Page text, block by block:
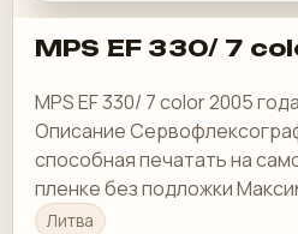
MPS EF 330/ 7
MPS EF 330/ 7 color 2005
Описание
способная печатать на
пленке без подложки
полотна: 330 мм
Литва